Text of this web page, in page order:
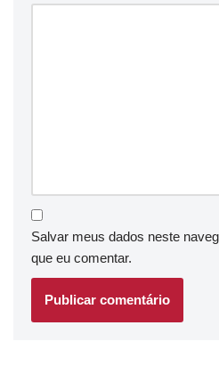
Salvar meus dados neste
que eu comentar.